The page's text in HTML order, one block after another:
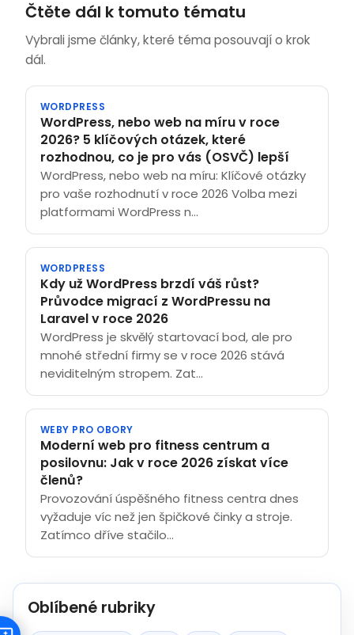
Čtěte dál k tomuto tématu
Vybrali jsme články, které téma posouvají o krok
dál.
WORDPRESS
WordPress, nebo web na míru v roce
2026? 5 klíčových otázek, které
rozhodnou, co je pro vás (OSVČ) lepší
WordPress, nebo web na míru: Klíčové otázky
pro vaše rozhodnutí v roce 2026 Volba mezi
platformami WordPress n...
WORDPRESS
Kdy už WordPress brzdí váš růst?
Průvodce migrací z WordPressu na
Laravel v roce 2026
WordPress je skvělý startovací bod, ale pro
mnohé střední firmy se v roce 2026 stává
neviditelným stropem. Zat...
WEBY PRO OBORY
Moderní web pro fitness centrum a
posilovnu: Jak v roce 2026 získat více
členů?
Provozování úspěšného fitness centra dnes
vyžaduje víc než jen špičkové činky a stroje.
Zatímco dříve stačilo...
Oblíbené rubriky